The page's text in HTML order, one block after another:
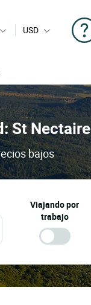
USD
St Nectaire
bajos
Viajando por
trabajo